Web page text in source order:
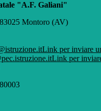
"A.F. Galiani"
Montoro (AV)
Link per inviare
Link per